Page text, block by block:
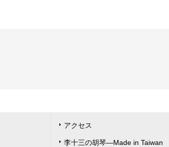
アクセス
李十三の胡琴―Made in Taiwan